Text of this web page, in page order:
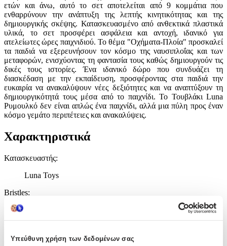
Υπεύθυνη χρήση των δεδομένων σας
ετών και άνω, αυτό το σετ αποτελείται από 9 κομμάτια που
ενθαρρύνουν την ανάπτυξη της λεπτής κινητικότητας και της
δημιουργικής σκέψης. Κατασκευασμένο από ανθεκτικά πλαστικά
υλικά, το σετ προσφέρει ασφάλεια και αντοχή, ιδανικό για
ατελείωτες ώρες παιχνιδιού. Το θέμα "Οχήματα-Πλοία" προσκαλεί
τα παιδιά να εξερευνήσουν τον κόσμο της ναυσιπλοΐας και των
μεταφορών, ενισχύοντας τη φαντασία τους καθώς δημιουργούν τις
δικές τους ιστορίες. Ένα ιδανικό δώρο που συνδυάζει τη
διασκέδαση με την εκπαίδευση, προσφέροντας στα παιδιά την
ευκαιρία να ανακαλύψουν νέες δεξιότητες και να αναπτύξουν τη
δημιουργικότητά τους μέσα από το παιχνίδι. Το Τουβλάκι Luna
Ρυμουλκό δεν είναι απλώς ένα παιχνίδι, αλλά μια πύλη προς έναν
κόσμο γεμάτο περιπέτειες και ανακαλύψεις.
Χαρακτηριστικά
Κατασκευαστής:
Luna Toys
Bristles: